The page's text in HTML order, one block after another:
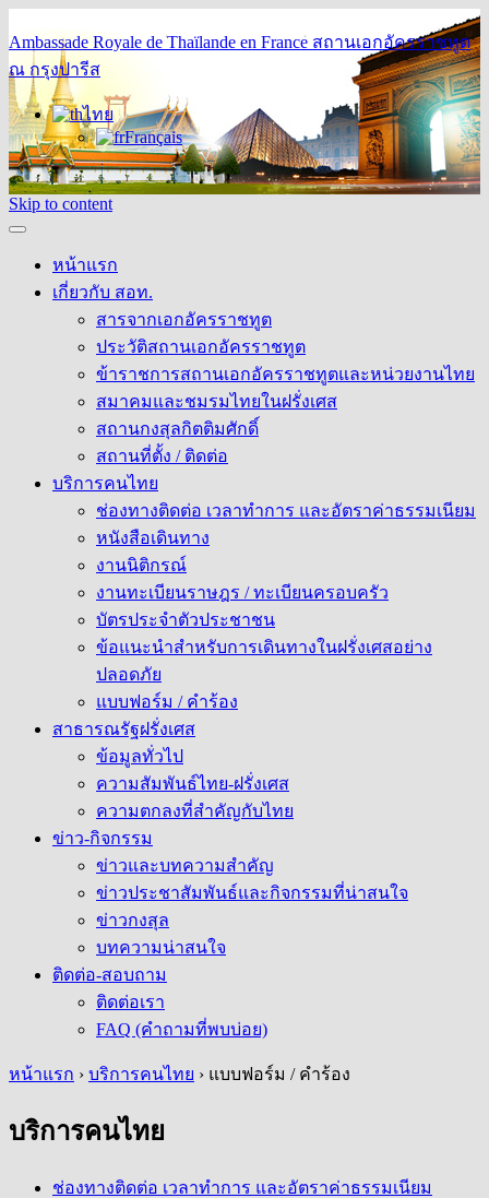
Ambassade Royale de Thaïlande en France สถานเอกอัครราชทูต
ณ กรุงปารีส
ไทย
Français
Skip to content
หน้าแรก
เกี่ยวกับ สอท.
สารจากเอกอัครราชทูต
ประวัติสถานเอกอัครราชทูต
ข้าราชการสถานเอกอัครราชทูตและหน่วยงานไทย
สมาคมและชมรมไทยในฝรั่งเศส
สถานกงสุลกิตติมศักดิ์
สถานที่ตั้ง / ติดต่อ
บริการคนไทย
ช่องทางติดต่อ เวลาทำการ และอัตราค่าธรรมเนียม
หนังสือเดินทาง
งานนิติกรณ์
งานทะเบียนราษฎร / ทะเบียนครอบครัว
บัตรประจำตัวประชาชน
ข้อแนะนำสำหรับการเดินทางในฝรั่งเศสอย่าง
ปลอดภัย
แบบฟอร์ม / คำร้อง
สาธารณรัฐฝรั่งเศส
ข้อมูลทั่วไป
ความสัมพันธ์ไทย-ฝรั่งเศส
ความตกลงที่สำคัญกับไทย
ข่าว-กิจกรรม
ข่าวและบทความสำคัญ
ข่าวประชาสัมพันธ์และกิจกรรมที่น่าสนใจ
ข่าวกงสุล
บทความน่าสนใจ
ติดต่อ-สอบถาม
ติดต่อเรา
FAQ (คำถามที่พบบ่อย)
หน้าแรก › บริการคนไทย › แบบฟอร์ม / คำร้อง
บริการคนไทย
ช่องทางติดต่อ เวลาทำการ และอัตราค่าธรรมเนียม